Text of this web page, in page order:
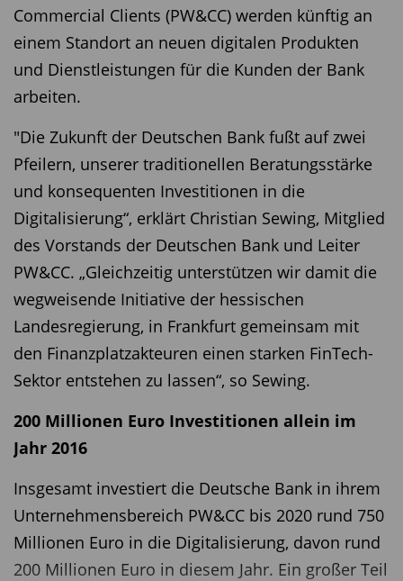
Commercial Clients (PW&CC) werden künftig an
einem Standort an neuen digitalen Produkten
und Dienstleistungen für die Kunden der Bank
arbeiten.
"Die Zukunft der Deutschen Bank fußt auf zwei
Pfeilern, unserer traditionellen Beratungsstärke
und konsequenten Investitionen in die
Digitalisierung“, erklärt Christian Sewing, Mitglied
des Vorstands der Deutschen Bank und Leiter
PW&CC. „Gleichzeitig unterstützen wir damit die
wegweisende Initiative der hessischen
Landesregierung, in Frankfurt gemeinsam mit
den Finanzplatzakteuren einen starken FinTech-
Sektor entstehen zu lassen“, so Sewing.
200 Millionen Euro Investitionen allein im
Jahr 2016
Insgesamt investiert die Deutsche Bank in ihrem
Unternehmensbereich PW&CC bis 2020 rund 750
Millionen Euro in die Digitalisierung, davon rund
200 Millionen Euro in diesem Jahr. Ein großer Teil